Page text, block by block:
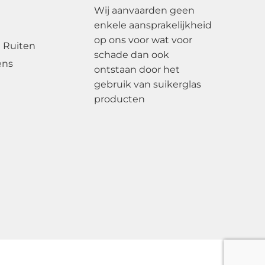
Ruiten
Wij aanvaarden geen
enkele aansprakelijkheid
op ons voor wat voor
schade dan ook
ontstaan door het
gebruik van suikerglas
producten